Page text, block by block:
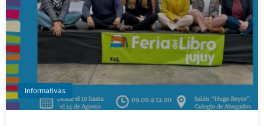
Informativas